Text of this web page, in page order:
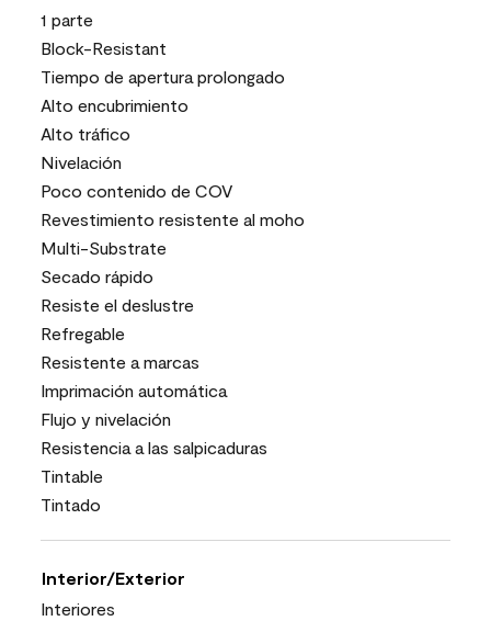
1 parte
Block-Resistant
Tiempo de apertura prolongado
Alto encubrimiento
Alto tráfico
Nivelación
Poco contenido de COV
Revestimiento resistente al moho
Multi-Substrate
Secado rápido
Resiste el deslustre
Refregable
Resistente a marcas
Imprimación automática
Flujo y nivelación
Resistencia a las salpicaduras
Tintable
Tintado
Interior/Exterior
Interiores